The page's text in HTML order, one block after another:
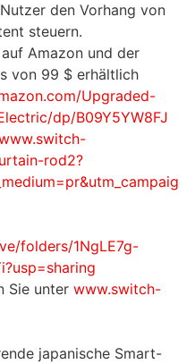
den Vorhang von
steuern.
Amazon und der
von 99 $ erhältlich
Upgraded-
dp/B09Y5YW8FJ
rod2?
folders/1NgLE7g-
Sie unter www.switch-
japanische Smart-